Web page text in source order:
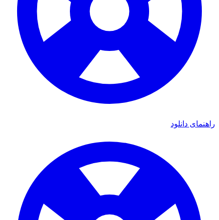
راهنمای دانلود